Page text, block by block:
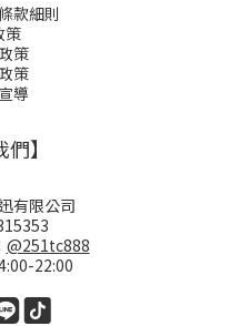
款細則
策
策
策
導
們】
有限公司
@251tc888
22:00